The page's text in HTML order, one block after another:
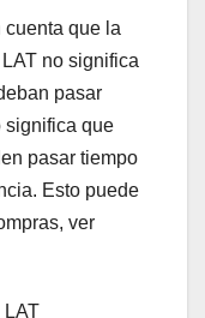
cuenta que la
no significa
pasar
significa que
pasar tiempo
Esto puede
ver
LAT